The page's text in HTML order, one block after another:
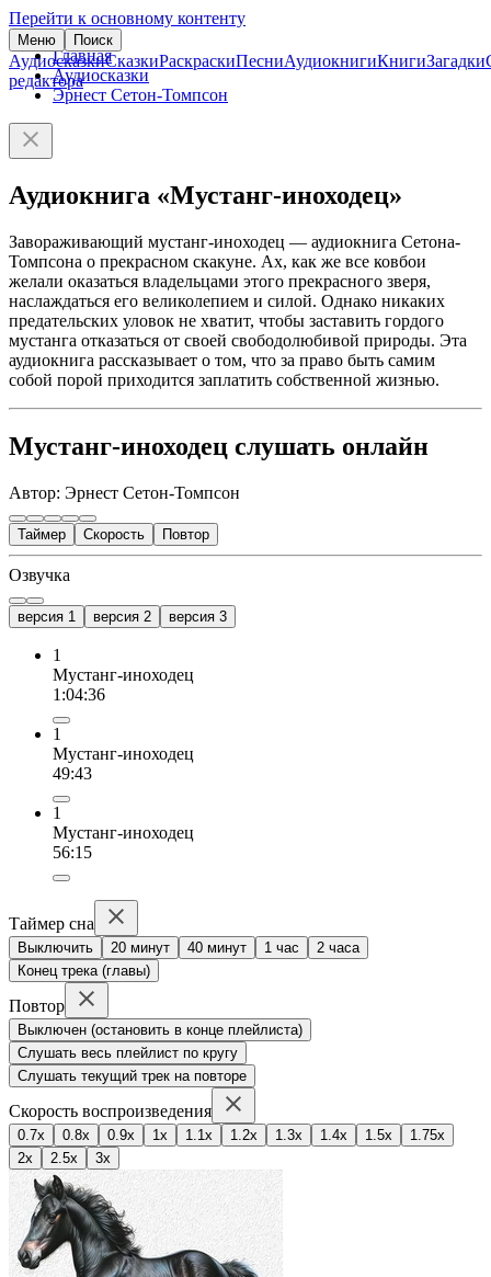
Перейти к основному контенту
Меню Поиск
АудиосказкиСказкиРаскраскиПесниАудиокнигиКнигиЗагадки
редактора
Главная
Аудиосказки
Эрнест Сетон-Томпсон
Аудиокнига «Мустанг-иноходец»
Завораживающий мустанг-иноходец — аудиокнига Сетона-
Томпсона о прекрасном скакуне. Ах, как же все ковбои
желали оказаться владельцами этого прекрасного зверя,
наслаждаться его великолепием и силой. Однако никаких
предательских уловок не хватит, чтобы заставить гордого
мустанга отказаться от своей свободолюбивой природы. Эта
аудиокнига рассказывает о том, что за право быть самим
собой порой приходится заплатить собственной жизнью.
Мустанг-иноходец слушать онлайн
Автор: Эрнест Сетон-Томпсон
Таймер Скорость Повтор
Озвучка
версия 1 версия 2 версия 3
1
Мустанг-иноходец
1:04:36
1
Мустанг-иноходец
49:43
1
Мустанг-иноходец
56:15
Таймер сна
Выключить 20 минут 40 минут 1 час
2 часа
Конец трека (главы)
Повтор
Выключен (остановить в конце плейлиста)
Слушать весь плейлист по кругу
Слушать текущий трек на повторе
Скорость воспроизведения
0.7x 0.8x 0.9x 1x 1.1x 1.2x 1.3x 1.4x 1.5x
1.75x
2x
2.5x 3x